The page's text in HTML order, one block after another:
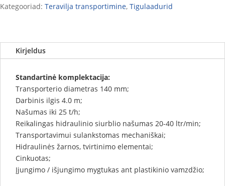
Kategooriad: Teravilja transportimine, Tigulaadurid
Kirjeldus
Standartinė komplektacija:
Transporterio diametras 140 mm;
Darbinis ilgis 4.0 m;
Našumas iki 25 t/h;
Reikalingas hidraulinio siurblio našumas 20-40 ltr/min;
Transportavimui sulankstomas mechaniškai;
Hidraulinės žarnos, tvirtinimo elementai;
Cinkuotas;
Įjungimo / išjungimo mygtukas ant plastikinio vamzdžio;